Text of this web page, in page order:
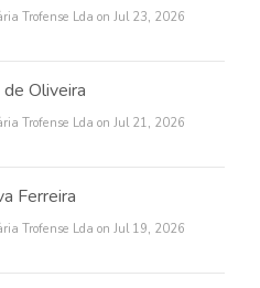
Trofense Lda on Jul 23, 2026
Oliveira
Trofense Lda on Jul 21, 2026
Ferreira
Trofense Lda on Jul 19, 2026